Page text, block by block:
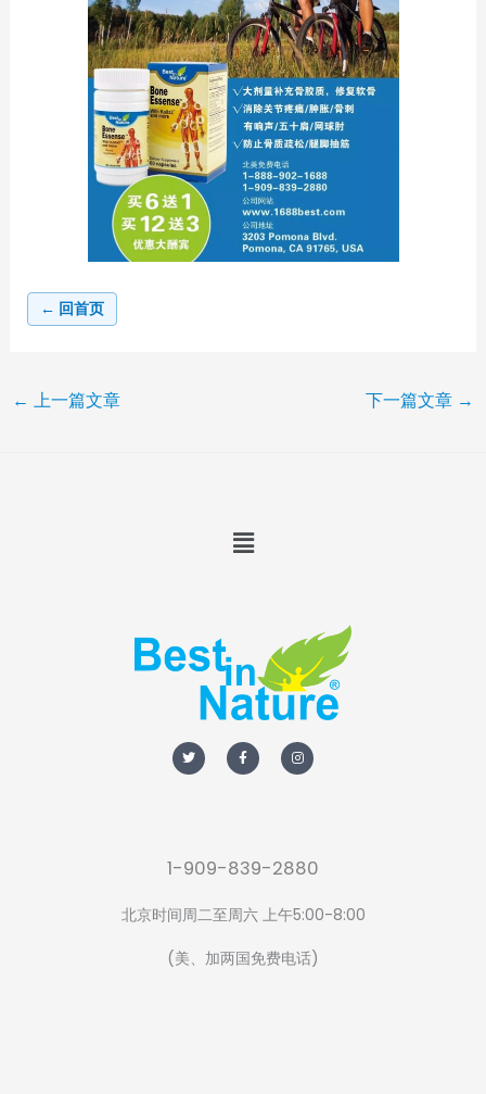
← 回首页
← 上一篇文章 下一篇文章 →
Menu
w
i
t
a
c
e
n
s
t
1-909-839-2880
北京时间周二至周六 上午5:00-8:00
(美、加两国免费电话)